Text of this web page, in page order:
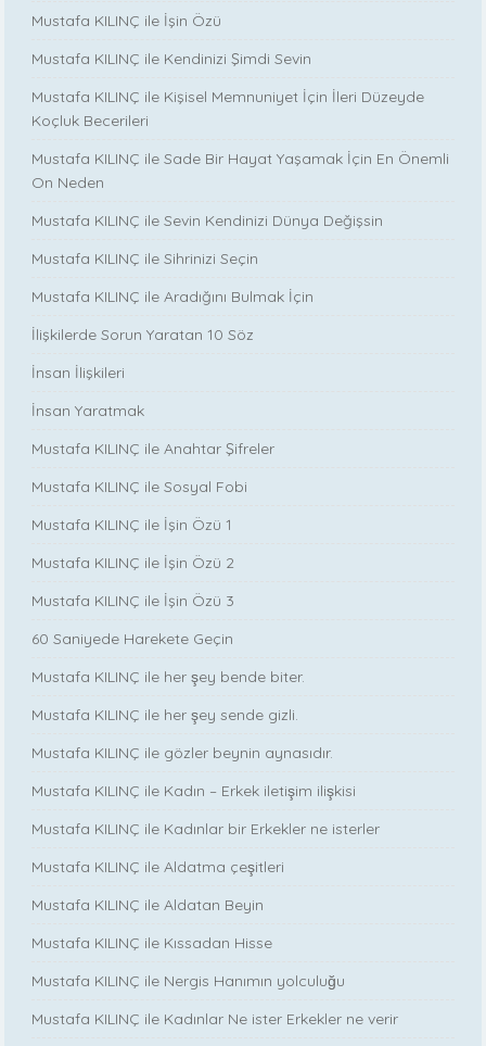
Mustafa KILINÇ ile İşin Özü
Mustafa KILINÇ ile Kendinizi Şimdi Sevin
Mustafa KILINÇ ile Kişisel Memnuniyet İçin İleri Düzeyde
Koçluk Becerileri
Mustafa KILINÇ ile Sade Bir Hayat Yaşamak İçin En Önemli
On Neden
Mustafa KILINÇ ile Sevin Kendinizi Dünya Değişsin
Mustafa KILINÇ ile Sihrinizi Seçin
Mustafa KILINÇ ile Aradığını Bulmak İçin
İlişkilerde Sorun Yaratan 10 Söz
İnsan İlişkileri
İnsan Yaratmak
Mustafa KILINÇ ile Anahtar Şifreler
Mustafa KILINÇ ile Sosyal Fobi
Mustafa KILINÇ ile İşin Özü 1
Mustafa KILINÇ ile İşin Özü 2
Mustafa KILINÇ ile İşin Özü 3
60 Saniyede Harekete Geçin
Mustafa KILINÇ ile her şey bende biter.
Mustafa KILINÇ ile her şey sende gizli.
Mustafa KILINÇ ile gözler beynin aynasıdır.
Mustafa KILINÇ ile Kadın – Erkek iletişim ilişkisi
Mustafa KILINÇ ile Kadınlar bir Erkekler ne isterler
Mustafa KILINÇ ile Aldatma çeşitleri
Mustafa KILINÇ ile Aldatan Beyin
Mustafa KILINÇ ile Kıssadan Hisse
Mustafa KILINÇ ile Nergis Hanımın yolculuğu
Mustafa KILINÇ ile Kadınlar Ne ister Erkekler ne verir